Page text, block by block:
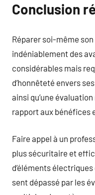
Conclusion
Réparer soi-même
indéniablement des
considérables mais
d’honnêteté envers
ainsi qu’une
rapport aux bénéfices
Faire appel à un
plus sécuritaire et
d’éléments électriques
sent dépassé par les